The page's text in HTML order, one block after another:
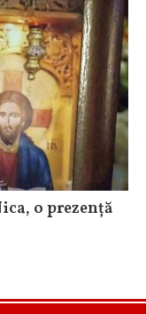
o prezență